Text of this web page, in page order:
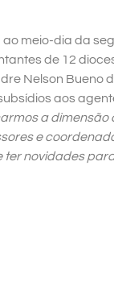
ao meio-dia da
de 12
Nelson Bueno
aos
a dimensão
e
ter novidades